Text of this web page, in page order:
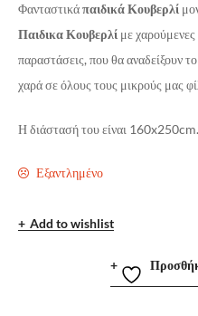
Φανταστικάπαιδικά Κουβερλί
Παιδικα Κουβερλί με
παραστάσεις, που θα αναδείξουν
χαρά σε όλους τους μικρούς μας
Η διάστασή του είναι 160x250cm.
Εξαντλημένο
Add to wishlist